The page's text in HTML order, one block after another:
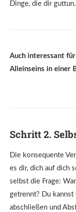
Dinge, die dir guttun.
Auch interessant
Alleinseins in einer
Schritt 2.
Die konsequente
es dir, dich auf dich
selbst die Frage:
getrennt? Du
abschließen und